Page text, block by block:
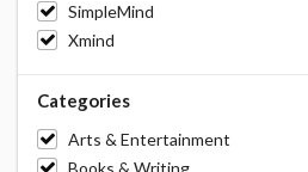
SimpleMind
Xmind
Categories
Arts & Entertainment